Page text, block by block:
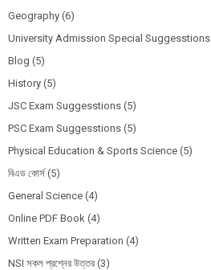
Geography (6)
University Admission Special Suggesstions
Blog (5)
History (5)
JSC Exam Suggesstions (5)
PSC Exam Suggesstions (5)
Physical Education & Sports Science (5)
বিএড কোর্স (5)
General Science (4)
Online PDF Book (4)
Written Exam Preparation (4)
NSI সকল প্রশ্নের উত্তর (3)